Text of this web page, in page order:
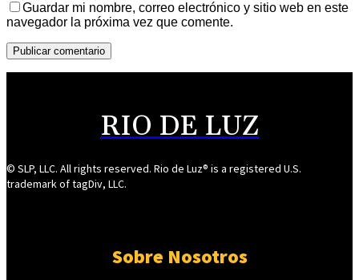
Guardar mi nombre, correo electrónico y sitio web en este
navegador la próxima vez que comente.
RIO DE LUZ
© SLP, LLC. All rights reserved. Rio de Luz® is a registered U.S.
trademark of tagDiv, LLC.
Sobre Nosotros